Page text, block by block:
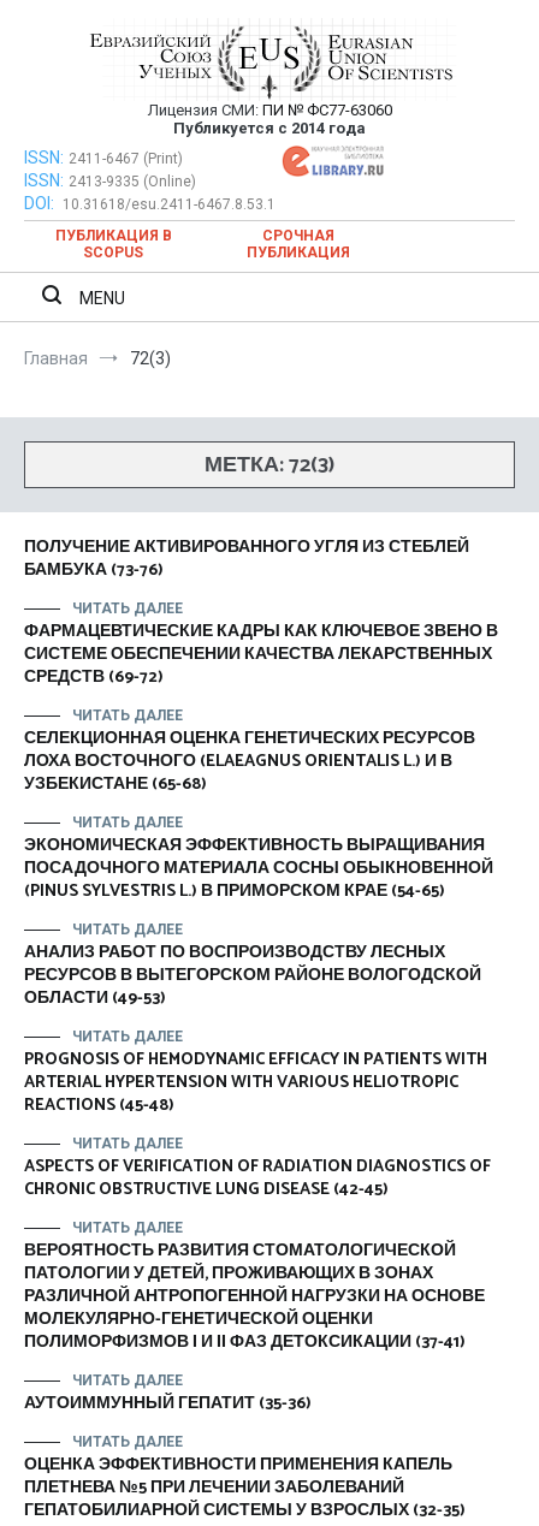
Евразийский Союз Ученых —
публикация научных статей в
ежемесячном научном журнале
Лицензия СМИ: ПИ № ФС77-63060
Публикуется с 2014 года
Евразийский Союз Ученых — публикация научных статей в
ежемесячном научном журнале
ISSN: 2411-6467 (Print)
ISSN: 2413-9335 (Online)
DOI:
10.31618/esu.2411-6467.8.53.1
ПУБЛИКАЦИЯ В
SCOPUS
СРОЧНАЯ
ПУБЛИКАЦИЯ
MENU
Главная 72(3)
МЕТКА:72(3)
ПОЛУЧЕНИЕ АКТИВИРОВАННОГО УГЛЯ ИЗ СТЕБЛЕЙ
БАМБУКА (73-76)
ЧИТАТЬ ДАЛЕЕ
ФАРМАЦЕВТИЧЕСКИЕ КАДРЫ КАК КЛЮЧЕВОЕ ЗВЕНО В
СИСТЕМЕ ОБЕСПЕЧЕНИИ КАЧЕСТВА ЛЕКАРСТВЕННЫХ
СРЕДСТВ (69-72)
ЧИТАТЬ ДАЛЕЕ
СЕЛЕКЦИОННАЯ ОЦЕНКА ГЕНЕТИЧЕСКИХ РЕСУРСОВ
ЛОХА ВОСТОЧНОГО (ELAEAGNUS ORIENTALIS L.) И В
УЗБЕКИСТАНЕ (65-68)
ЧИТАТЬ ДАЛЕЕ
ЭКОНОМИЧЕСКАЯ ЭФФЕКТИВНОСТЬ ВЫРАЩИВАНИЯ
ПОСАДОЧНОГО МАТЕРИАЛА СОСНЫ ОБЫКНОВЕННОЙ
(PINUS SYLVESTRIS L.) В ПРИМОРСКОМ КРАЕ (54-65)
ЧИТАТЬ ДАЛЕЕ
АНАЛИЗ РАБОТ ПО ВОСПРОИЗВОДСТВУ ЛЕСНЫХ
РЕСУРСОВ В ВЫТЕГОРСКОМ РАЙОНЕ ВОЛОГОДСКОЙ
ОБЛАСТИ (49-53)
ЧИТАТЬ ДАЛЕЕ
PROGNOSIS OF HEMODYNAMIC EFFICACY IN PATIENTS WITH
ARTERIAL HYPERTENSION WITH VARIOUS HELIOTROPIC
REACTIONS (45-48)
ЧИТАТЬ ДАЛЕЕ
ASPECTS OF VERIFICATION OF RADIATION DIAGNOSTICS OF
CHRONIC OBSTRUCTIVE LUNG DISEASE (42-45)
ЧИТАТЬ ДАЛЕЕ
ВЕРОЯТНОСТЬ РАЗВИТИЯ СТОМАТОЛОГИЧЕСКОЙ
ПАТОЛОГИИ У ДЕТЕЙ, ПРОЖИВАЮЩИХ В ЗОНАХ
РАЗЛИЧНОЙ АНТРОПОГЕННОЙ НАГРУЗКИ НА ОСНОВЕ
МОЛЕКУЛЯРНО-ГЕНЕТИЧЕСКОЙ ОЦЕНКИ
ПОЛИМОРФИЗМОВ І И ІІ ФАЗ ДЕТОКСИКАЦИИ (37-41)
ЧИТАТЬ ДАЛЕЕ
АУТОИММУННЫЙ ГЕПАТИТ (35-36)
ЧИТАТЬ ДАЛЕЕ
ОЦЕНКА ЭФФЕКТИВНОСТИ ПРИМЕНЕНИЯ КАПЕЛЬ
ПЛЕТНЕВА №5 ПРИ ЛЕЧЕНИИ ЗАБОЛЕВАНИЙ
ГЕПАТОБИЛИАРНОЙ СИСТЕМЫ У ВЗРОСЛЫХ (32-35)